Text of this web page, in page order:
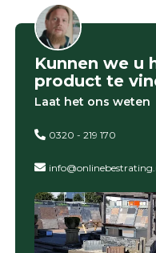
Kunnen we u
product te
Laat het ons weten
0320 - 219 170